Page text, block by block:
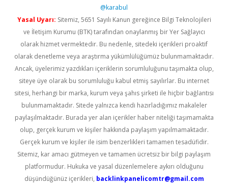
@karabul
Yasal Uyarı: Sitemiz, 5651 Sayılı Kanun gereğince Bilgi Teknolojileri
ve İletişim Kurumu (BTK) tarafından onaylanmış bir Yer Sağlayıcı
olarak hizmet vermektedir. Bu nedenle, sitedeki içerikleri proaktif
olarak denetleme veya araştırma yükümlülüğümüz bulunmamaktadır.
Ancak, üyelerimiz yazdıkları içeriklerin sorumluluğunu taşımakta olup,
siteye üye olarak bu sorumluluğu kabul etmiş sayılırlar. Bu internet
sitesi, herhangi bir marka, kurum veya şahıs şirketi ile hiçbir bağlantısı
bulunmamaktadır. Sitede yalnızca kendi hazırladığımız makaleler
paylaşılmaktadır. Burada yer alan içerikler haber niteliği taşımamakta
olup, gerçek kurum ve kişiler hakkında paylaşım yapılmamaktadır.
Gerçek kurum ve kişiler ile isim benzerlikleri tamamen tesadüfidir.
Sitemiz, kar amacı gütmeyen ve tamamen ücretsiz bir bilgi paylaşım
platformudur. Hukuka ve yasal düzenlemelere aykırı olduğunu
düşündüğünüz içerikleri, backlinkpanelicomtr@gmail.com